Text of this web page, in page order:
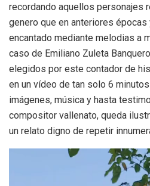
recordando aquellos personajes
genero que en anteriores
encantado mediante melodias a
caso de Emiliano Zuleta
elegidos por este contador de
en un vídeo de tan solo 6
imágenes, música y hasta
compositor vallenato, queda
un relato digno de repetir